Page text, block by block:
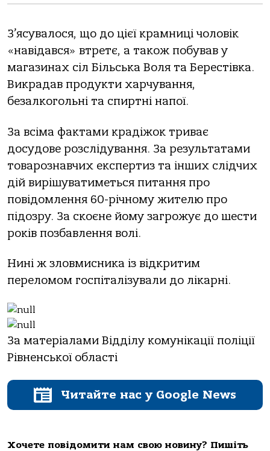
З’ясувалося, що до цієї крамниці чоловік
«навідався» втретє, а також побував у
магазинах сіл Більська Воля та Берестівка.
Викрадав продукти харчування,
безалкогольні та спиртні напої.
За всіма фактами крадіжок триває
досудове розслідування. За результатами
товарознавчих експертиз та інших слідчих
дій вирішуватиметься питання про
повідомлення 60-річному жителю про
підозру. За скоєне йому загрожує до шести
років позбавлення волі.
Нині ж зловмисника із відкритим
переломом госпіталізували до лікарні.
За матеріалами Відділу комунікації поліції
Рівненської області
Читайте нас у Google News
Хочете повідомити нам свою новину? Пишіть